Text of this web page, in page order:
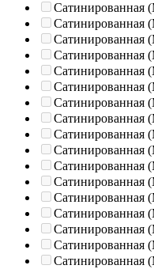
Сатинированная
Сатинированная
Сатинированная
Сатинированная
Сатинированная
Сатинированная
Сатинированная
Сатинированная
Сатинированная
Сатинированная
Сатинированная
Сатинированная
Сатинированная
Сатинированная
Сатинированная
Сатинированная
Сатинированная